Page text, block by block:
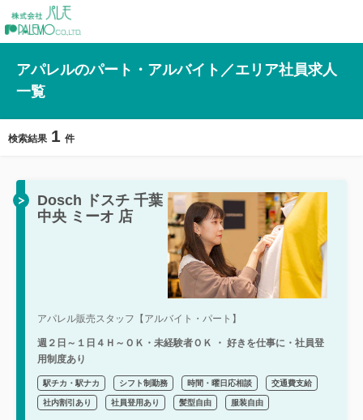
アパレルのパート・アルバイト／エリア社員求人
一覧
検索結果 1 件
Dosch ドスチ 千葉
中央 ミーオ 店
アパレル販売スタッフ【アルバイト・パート】
週２日～１日４Ｈ～ＯＫ・未経験者ＯＫ ・ 好きを仕事に・社員登
用制度あり
駅チカ・駅ナカ シフト制勤務 時間・曜日応相談 交通費支給
社内割引あり 社員登用あり 髪型自由 服装自由